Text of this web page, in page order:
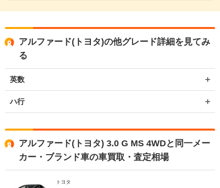
アルファード(トヨタ)の他グレード詳細を見てみ
る
英数
ハ行
アルファード(トヨタ) 3.0 G MS 4WDと同一メー
カー・ブランド車の車買取・査定相場
トヨタ